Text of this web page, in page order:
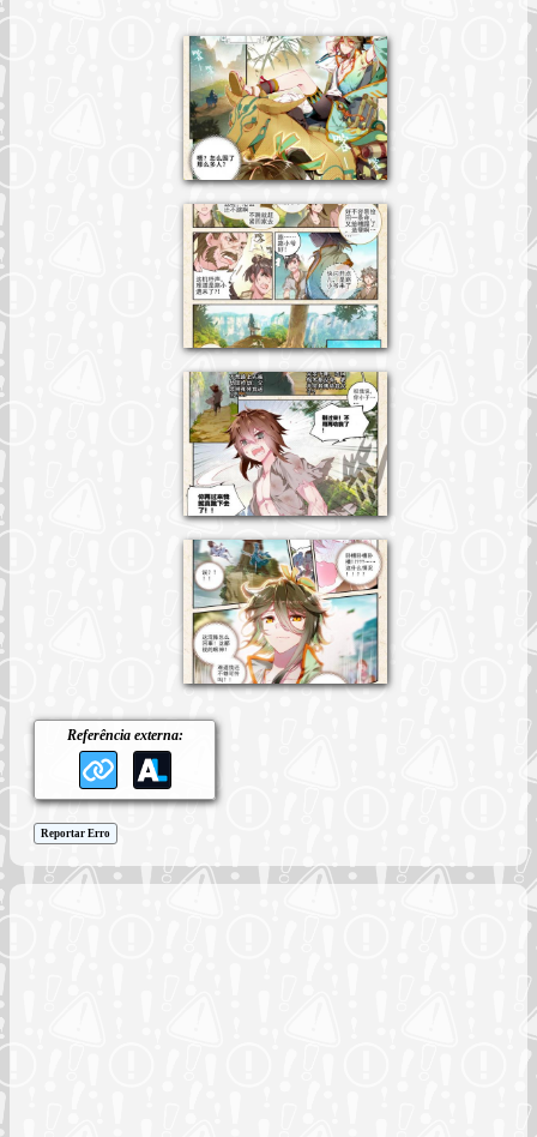
Referência externa:
Reportar Erro